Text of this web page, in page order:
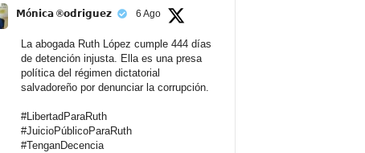
𝗠ó𝗻𝗶𝗰𝗮 ®𝗼𝗱𝗿𝗶𝗴𝘂𝗲𝘇 6 Ago
La abogada Ruth López cumple 444 días
de detención injusta. Ella es una presa
política del régimen dictatorial
salvadoreño por denunciar la corrupción.
#LibertadParaRuth
#JuicioPúblicoParaRuth
#TenganDecencia